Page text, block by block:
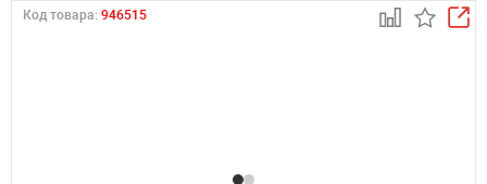
Код товара: 946515